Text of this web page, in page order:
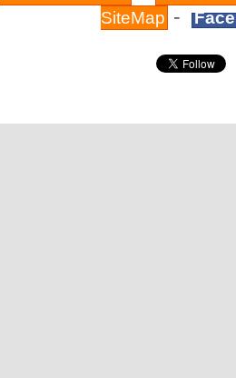
SiteMap -